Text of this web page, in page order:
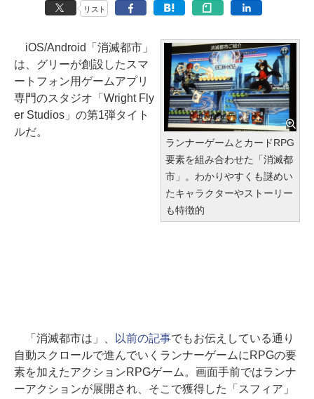
リスト
ランナーゲームとカードRPG
要素を組み合わせた「消滅都
市」。わかりやすくも謎めい
たキャラクターやストーリー
も特徴的
iOS/Android「消滅都市」
は、グリーが創設したスマ
ートフォン用ゲームアプリ
専門のスタジオ「Wright Fly
er Studios」の第1弾タイト
ルだ。
「消滅都市は」、 以前の記事でもお伝えしている通り
自動スクロールで進んでいくランナーゲームにRPGの要
素を加えたアクションRPGゲーム。画面手前ではランナ
ーアクションが展開され、そこで獲得した「スフィア」